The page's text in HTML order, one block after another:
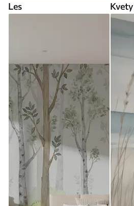
Les Kvety